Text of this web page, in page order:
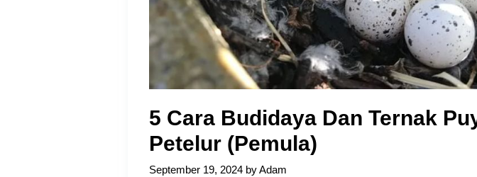
5 Cara Budidaya Dan Ternak
Petelur (Pemula)
September 19, 2024 byAdam